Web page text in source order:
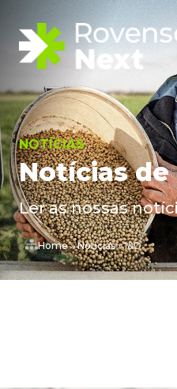
NOTÍCIAS
Notícias de
Ler as nossas
Home»Notícias»I&D